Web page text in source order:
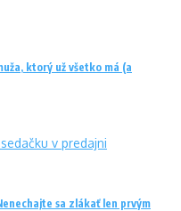
ktorý už všetko má (a
sa zlákať len prvým